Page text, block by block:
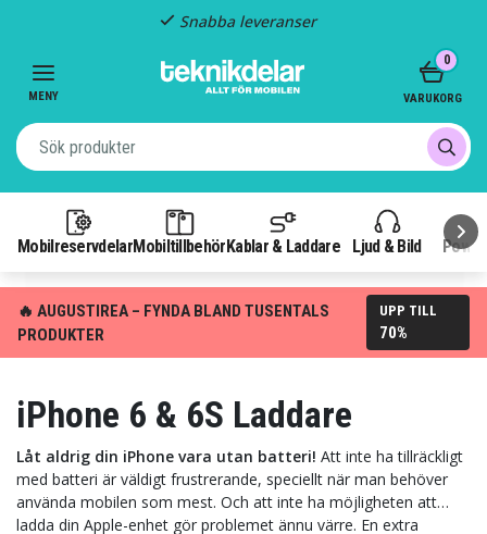
MENY
MobilreservdelarMobiltillbehör Kablar & Laddare Ljud & Bild
0
VARUKORG
🔥 AUGUSTIREA – FYNDA BLAND TUSENTALS
PRODUKTER
UPP TILL
70%
iPhone 6 & 6S Laddare
Låt aldrig din iPhone vara utan batteri! Att inte ha tillräckligt
med batteri är väldigt frustrerande, speciellt när man behöver
använda mobilen som mest. Och att inte ha möjligheten att
ladda din Apple-enhet gör problemet ännu värre. En extra